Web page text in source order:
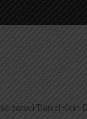
satovi Daniel Klein-